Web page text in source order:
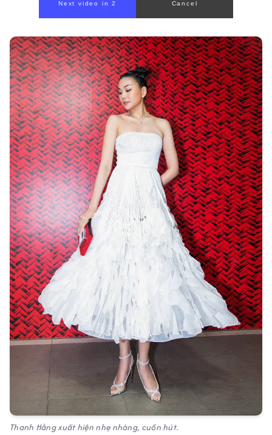
Thanh Hằng xuất hiện nhẹ nhàng, cuốn hút.